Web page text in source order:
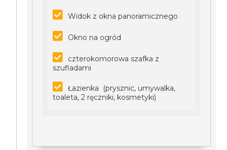
Widok z okna panoramicznego
Okno na ogród
czterokomorowa szafka z
szufladami
Łazienka (prysznic, umywalka,
toaleta, 2 ręczniki, kosmetyki)